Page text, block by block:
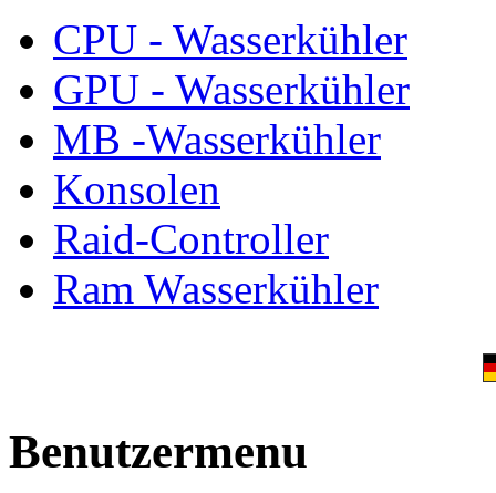
CPU - Wasserkühler
GPU - Wasserkühler
MB -Wasserkühler
Konsolen
Raid-Controller
Ram Wasserkühler
Benutzermenu